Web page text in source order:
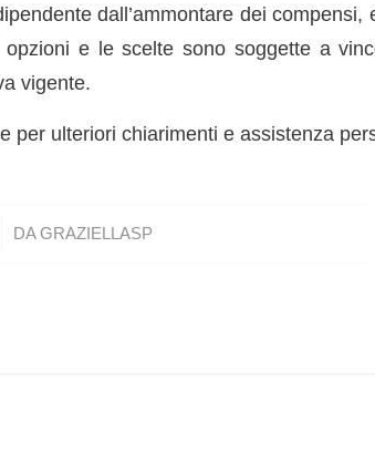
dall’ammontare dei compensi,
e le scelte sono soggette a
vigente.
per ulteriori chiarimenti e assistenza
DAGRAZIELLASP